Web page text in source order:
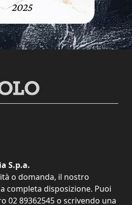
2025
S.p.a.
o domanda, il nostro
completa disposizione. Puoi
02 89362545 o scrivendo una